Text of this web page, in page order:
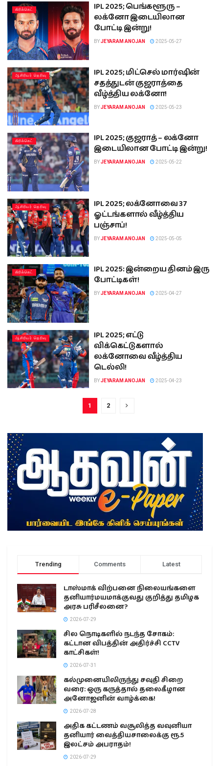
கிரிக்கெட்
IPL 2025; பெங்களூரு –
லக்னோ இடையிலான
போட்டி இன்று!
BYJEYARAM ANOJAN 2025-05-27
ஆசிரியர் தெரிவு
IPL 2025; மிட்செல் மார்ஷின்
சதத்துடன் குஜராத்தை
வீழ்த்திய லக்னோ!
BYJEYARAM ANOJAN 2025-05-23
கிரிக்கெட்
IPL 2025; குஜராத் – லக்னோ
இடையிலான போட்டி இன்று!
BYJEYARAM ANOJAN 2025-05-22
ஆசிரியர் தெரிவு
IPL 2025; லக்னோவை 37
ஓட்டங்களால் வீழ்த்திய
பஞ்சாப்!
BYJEYARAM ANOJAN 2025-05-05
கிரிக்கெட்
‍IPL 2025: இன்றைய தினம் இரு
போட்டிகள்!
BYJEYARAM ANOJAN 2025-04-27
ஆசிரியர் தெரிவு
IPL 2025; எட்டு
விக்கெட்டுகளால்
லக்னோவை வீழ்த்திய
டெல்லி!
BYJEYARAM ANOJAN 2025-04-23
1 2
Trending Comments Latest
டாஸ்மாக் விற்பனை நிலையங்களை
தனியார்மயமாக்குவது குறித்து தமிழக
அரசு பரிசீலனை?
2026-07-29
சில நொடிகளில் நடந்த சோகம்:
கட்டான விபத்தின் அதிர்ச்சி CCTV
காட்சிகள்!
2026-07-31
கல்முனையிலிருந்து சவுதி சிறை
வரை: ஒரு கருத்தால் தலைகீழான
அனோஜனின் வாழ்க்கை!
2026-07-28
அதிக கட்டணம் வசூலித்த வவுனியா
தனியார் வைத்தியசாலைக்கு ரூ.5
இலட்சம் அபராதம்!
2026-07-29